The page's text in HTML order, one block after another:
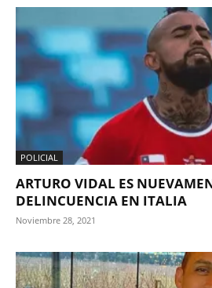
POLICIAL
ARTURO VIDAL ES
DELINCUENCIA EN ITALIA
Noviembre 28, 2021